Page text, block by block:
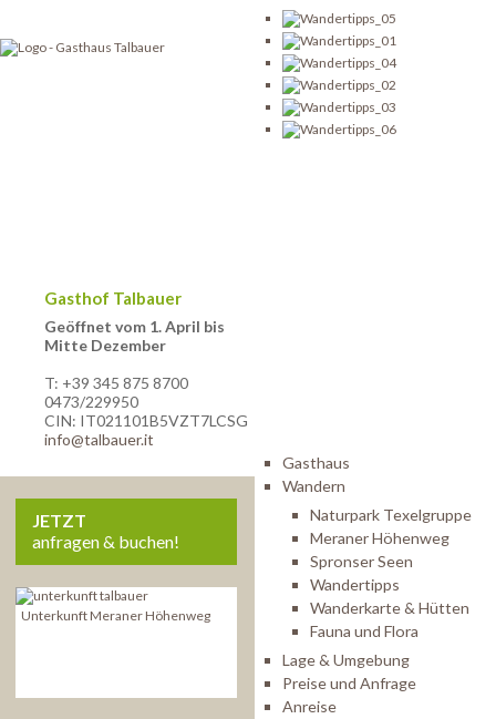
Gasthof Talbauer
Geöffnet vom 1. April bis
Mitte Dezember
T: +39 345 875 8700
0473/229950
CIN: IT021101B5VZT7LCSG
info@talbauer.it
Gasthaus
Wandern
Naturpark Texelgruppe
Meraner Höhenweg
Spronser Seen
Wandertipps
Wanderkarte & Hütten
Fauna und Flora
Lage & Umgebung
Preise und Anfrage
Anreise
JETZT
anfragen & buchen!
Unterkunft Meraner Höhenweg